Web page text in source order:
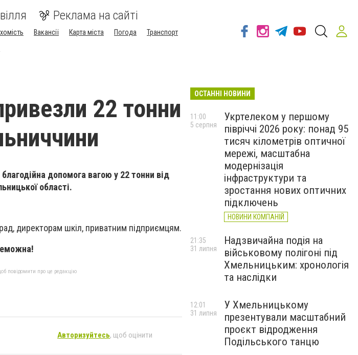
Реклама на сайті
Вакансії Карта міста Погода
Транспорт
22 тонни
допомога вагою у 22 тонни від
області.
директорам шкіл, приватним підприємцям.
повідомити про це редакцію
Авторизуйтесь, щоб оцінити
ОСТАННІ НОВИНИ
Укртелеком у першому
півріччі 2026 року: понад 95
тисяч кілометрів оптичної
мережі, масштабна
модернізація
інфраструктури та
зростання нових оптичних
підключень
НОВИНИ КОМПАНІЙ
11:00
5 серпня
Надзвичайна подія на
військовому полігоні під
Хмельницьким: хронологія
та наслідки
21:35
31 липня
У Хмельницькому
презентували масштабний
проєкт відродження
Подільського танцю
12:01
31 липня